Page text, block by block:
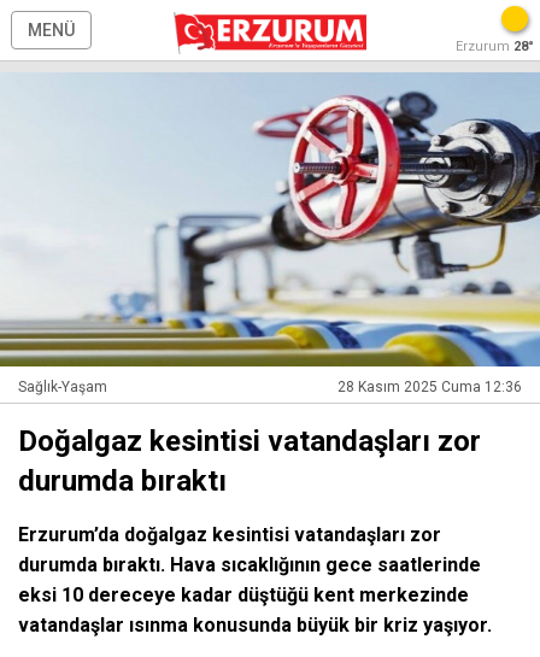
MENÜ
Erzurum 28°
Sağlık-Yaşam 28 Kasım 2025 Cuma 12:36
Doğalgaz kesintisi vatandaşları zor
durumda bıraktı
Erzurum’da doğalgaz kesintisi vatandaşları zor
durumda bıraktı. Hava sıcaklığının gece saatlerinde
eksi 10 dereceye kadar düştüğü kent merkezinde
vatandaşlar ısınma konusunda büyük bir kriz yaşıyor.